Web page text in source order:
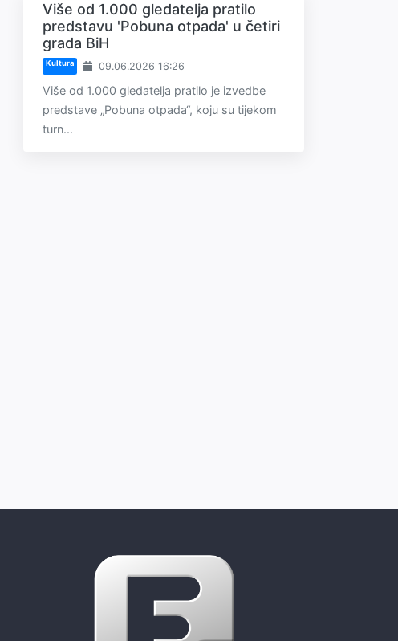
Više od 1.000 gledatelja pratilo
predstavu 'Pobuna otpada' u četiri
grada BiH
Kultura 09.06.2026 16:26
Više od 1.000 gledatelja pratilo je izvedbe
predstave „Pobuna otpada“, koju su tijekom
turn...